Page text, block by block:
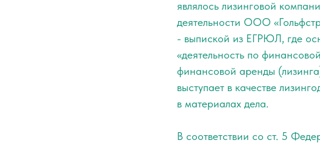
являлось лизинговой
деятельности ООО
- выпиской из ЕГРЮЛ, где
«деятельность по
финансовой аренды
выступает в качестве
в материалах дела.
В соответствии со ст. 5